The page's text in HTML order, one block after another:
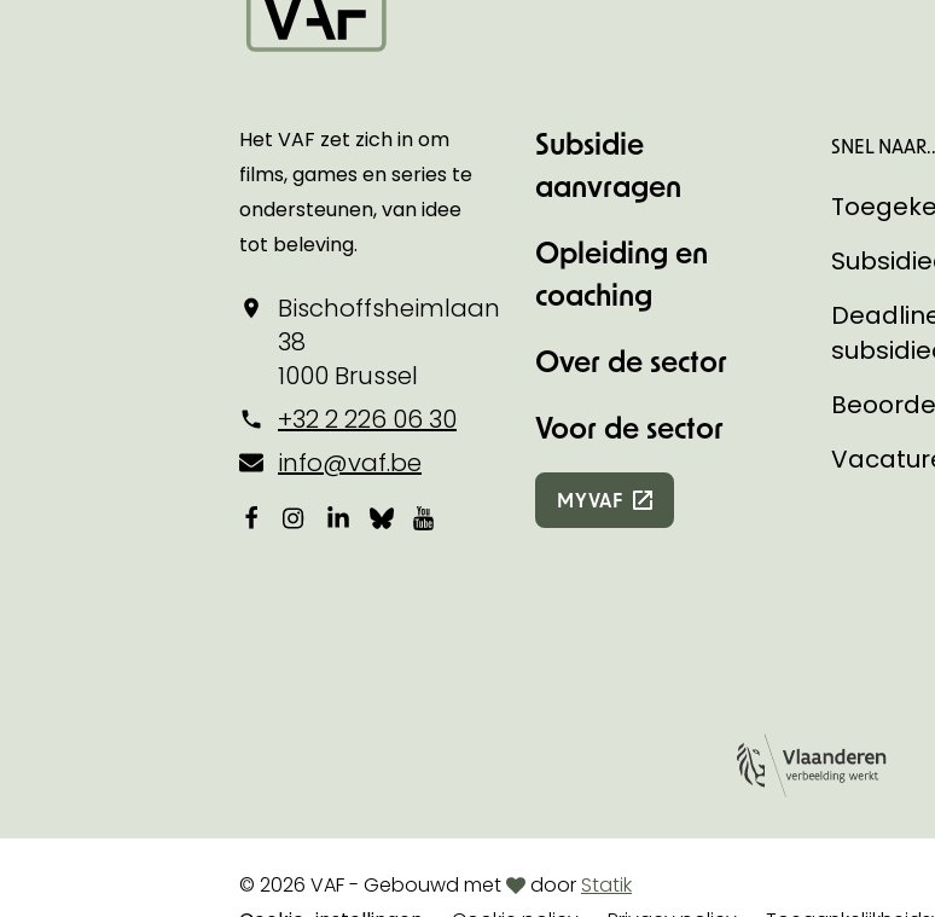
Het VAF zet zich in om
films, games en series te
ondersteunen, van idee
tot beleving.
Bischoffsheimlaan
38
1000 Brussel
+32 2 226 06 30
info@vaf.be
Facebook
Instagram
LinkedIn
BlueskyYouTube
Subsidie
aanvragen
Opleiding en
coaching
Over de sector
Voor de sector
MYVAF
SNEL
© 2026 VAF - Gebouwd metlovedoor Statik